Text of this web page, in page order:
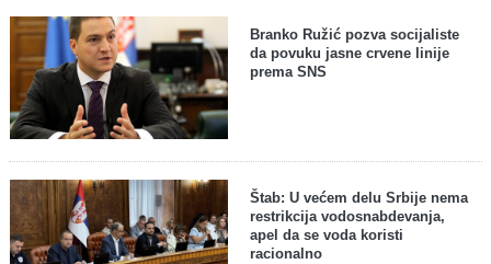
Branko Ružić pozva socijaliste
da povuku jasne crvene linije
prema SNS
Štab: U većem delu Srbije nema
restrikcija vodosnabdevanja,
apel da se voda koristi
racionalno